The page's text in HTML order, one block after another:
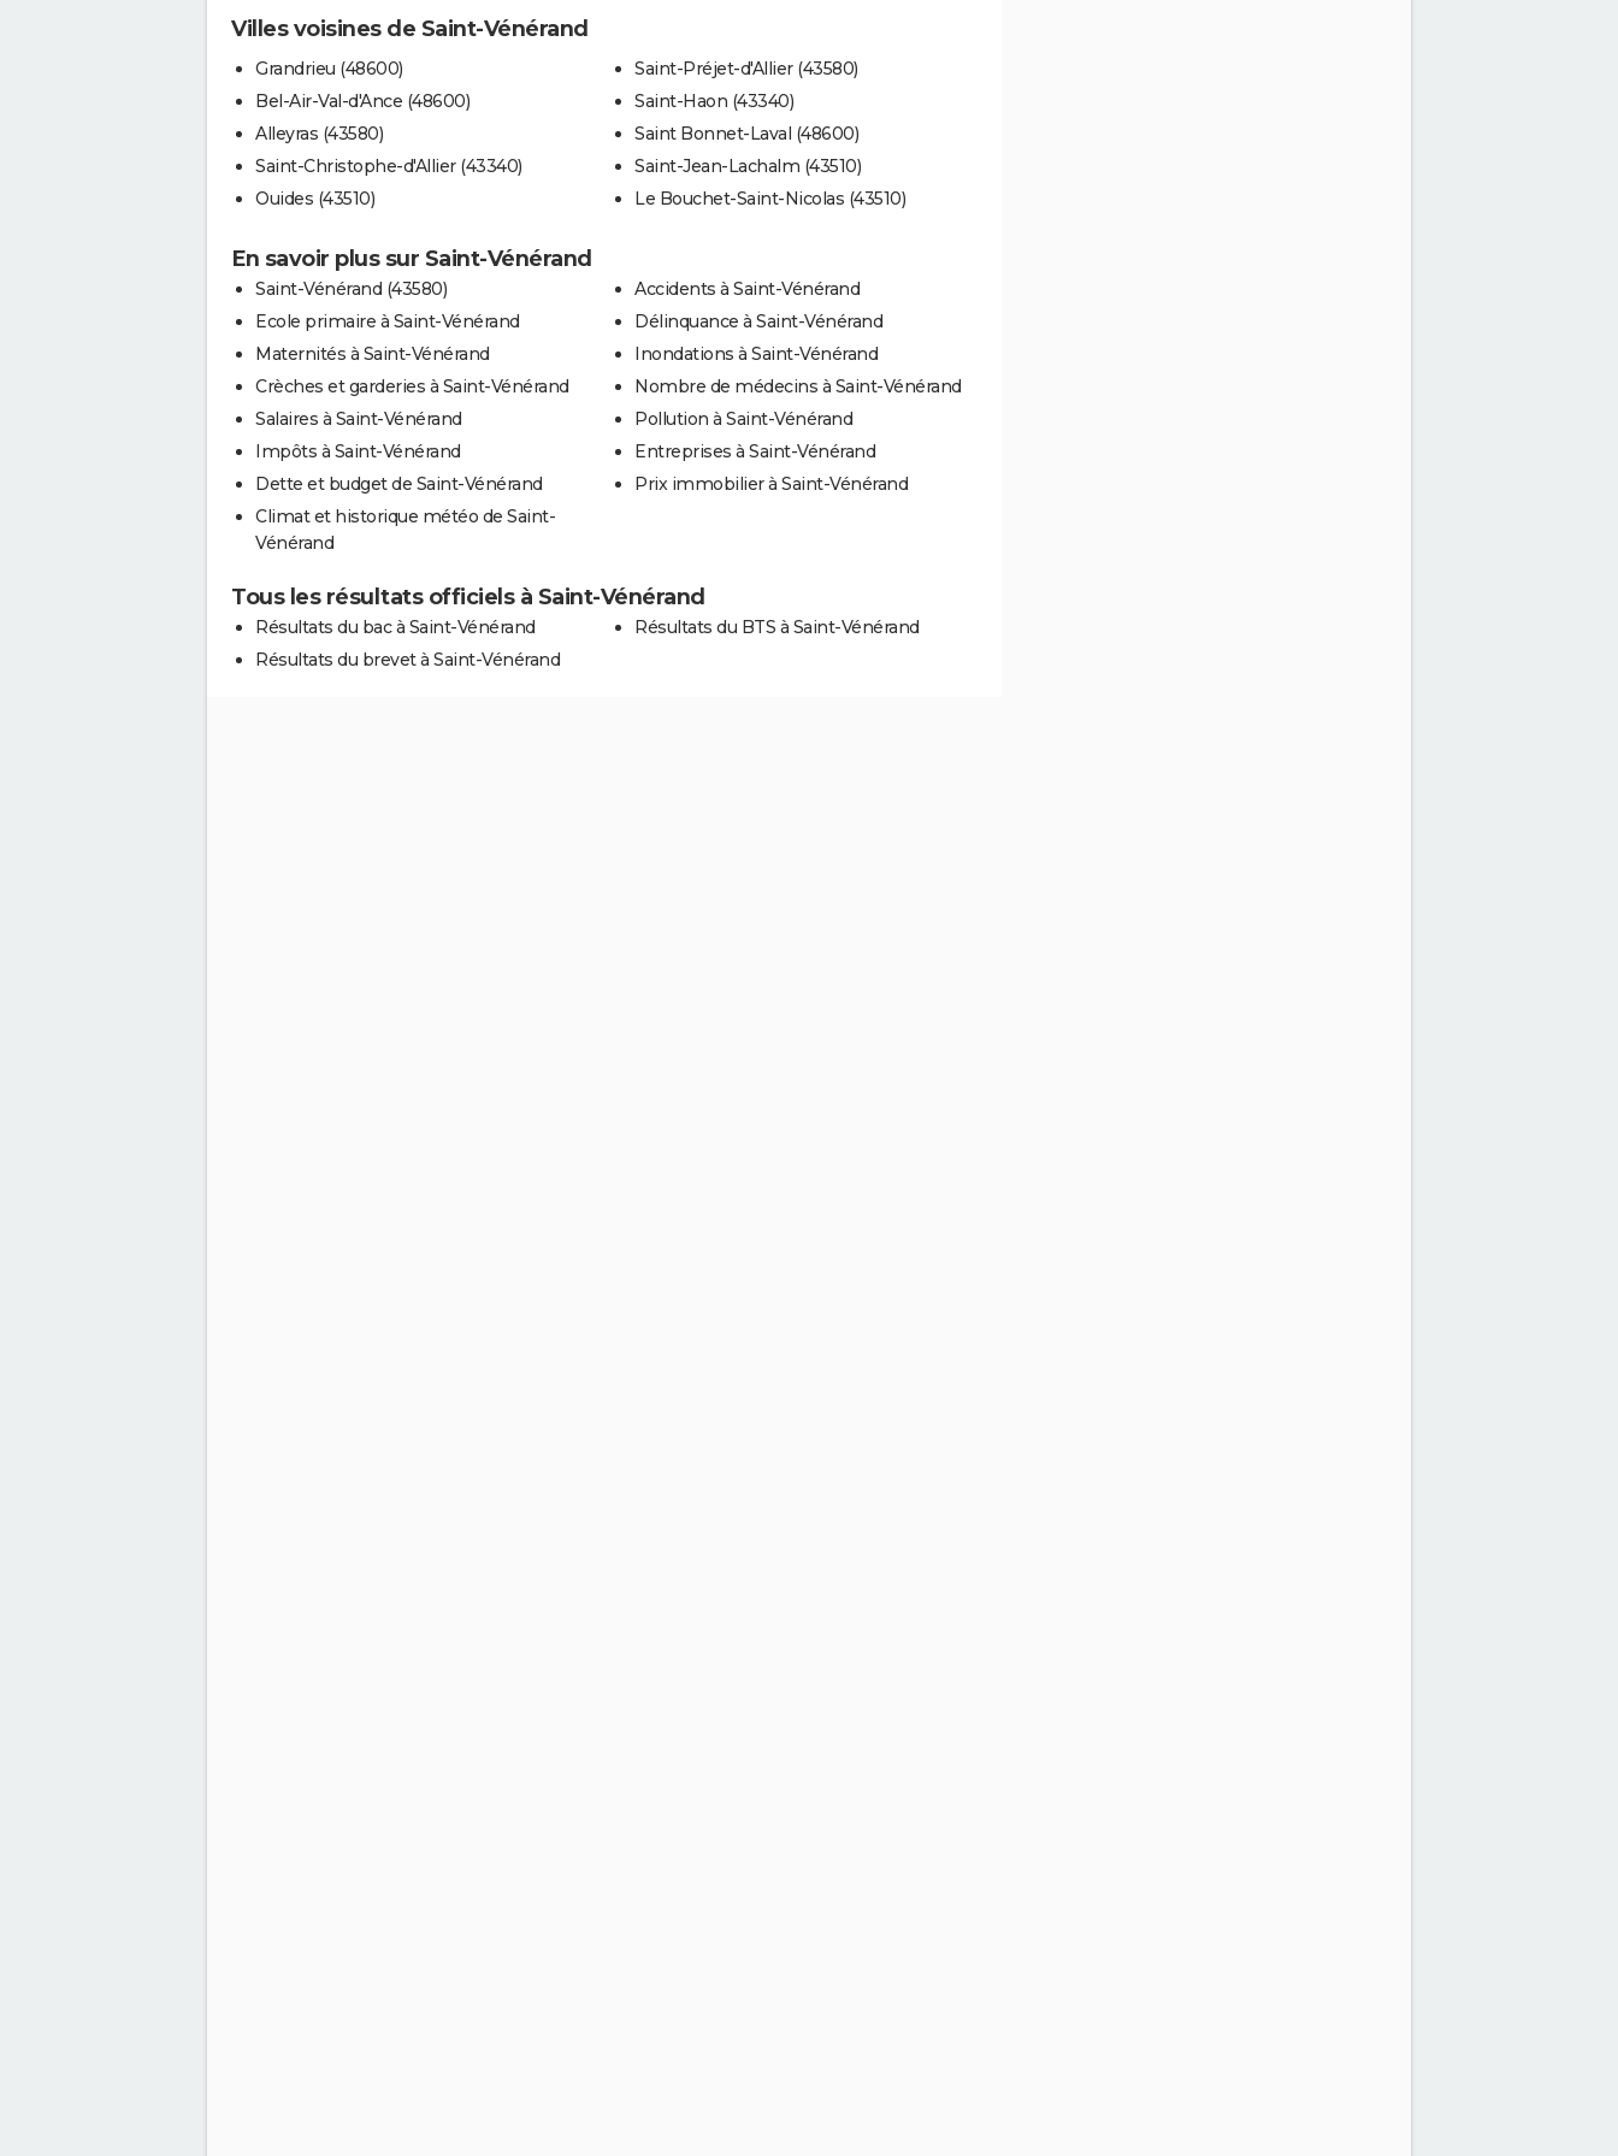
Villes voisines de Saint-Vénérand
Grandrieu (48600)
Bel-Air-Val-d'Ance (48600)
Alleyras (43580)
Saint-Christophe-d'Allier (43340)
Ouides (43510)
Saint-Préjet-d'Allier (43580)
Saint-Haon (43340)
Saint Bonnet-Laval (48600)
Saint-Jean-Lachalm (43510)
Le Bouchet-Saint-Nicolas (43510)
En savoir plus sur Saint-Vénérand
Saint-Vénérand (43580)
Ecole primaire à Saint-Vénérand
Maternités à Saint-Vénérand
Crèches et garderies à Saint-Vénérand
Salaires à Saint-Vénérand
Impôts à Saint-Vénérand
Dette et budget de Saint-Vénérand
Climat et historique météo de Saint-
Vénérand
Accidents à Saint-Vénérand
Délinquance à Saint-Vénérand
Inondations à Saint-Vénérand
Nombre de médecins à Saint-Vénérand
Pollution à Saint-Vénérand
Entreprises à Saint-Vénérand
Prix immobilier à Saint-Vénérand
Tous les résultats officiels à Saint-Vénérand
Résultats du bac à Saint-Vénérand
Résultats du brevet à Saint-Vénérand
Résultats du BTS à Saint-Vénérand